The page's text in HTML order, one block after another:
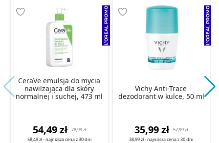
CeraVe emulsja do mycia
nawilżająca dla skóry
normalnej i suchej, 473 ml
54,49 zł
78,99 zł
58,49 zł- najniższa cena z30 dni
Vichy Anti-Trace
dezodorant w kulce, 50 ml
35,99 zł
57,99 zł
38,99 zł- najniższa cena z30 dni